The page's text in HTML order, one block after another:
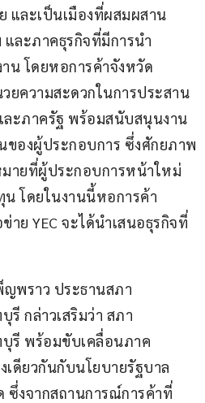
และเป็นเมืองที่ผสมผสาน
และภาคธุรกิจที่มีการนำ
น โดยหอการค้าจังหวัด
ยความสะดวกในการประสาน
ละภาครัฐ พร้อมสนับสนุนงาน
ของผู้ประกอบการ ซึ่งศักยภาพ
ายที่ผู้ประกอบการหน้าใหม่
โดยในงานนี้หอการค้า
ย YEC จะได้นำเสนอธุรกิจที่
ญพราว ประธานสภา
กล่าวเสริมว่า สภา
รี พร้อมขับเคลื่อนภาค
ดียวกันกับนโยบายรัฐบาล
ซึ่งจากสถานการณ์การค้าที่